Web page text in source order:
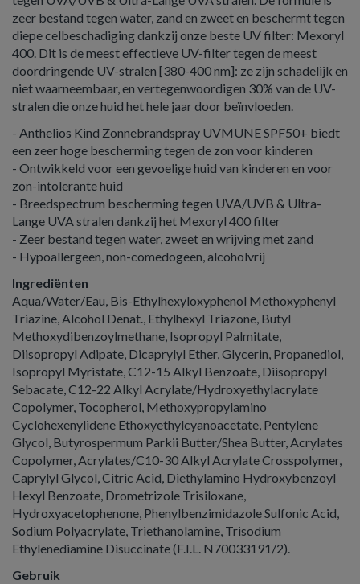
zeer bestand tegen water, zand en zweet en beschermt tegen
diepe celbeschadiging dankzij onze beste UV filter: Mexoryl
400. Dit is de meest effectieve UV-filter tegen de meest
doordringende UV-stralen [380-400 nm]: ze zijn schadelijk en
niet waarneembaar, en vertegenwoordigen 30% van de UV-
stralen die onze huid het hele jaar door beïnvloeden.
- Anthelios Kind Zonnebrandspray UVMUNE SPF50+ biedt
een zeer hoge bescherming tegen de zon voor kinderen
- Ontwikkeld voor een gevoelige huid van kinderen en voor
zon-intolerante huid
- Breedspectrum bescherming tegen UVA/UVB & Ultra-
Lange UVA stralen dankzij het Mexoryl 400 filter
- Zeer bestand tegen water, zweet en wrijving met zand
- Hypoallergeen, non-comedogeen, alcoholvrij
Ingrediënten
Aqua/Water/Eau, Bis-Ethylhexyloxyphenol Methoxyphenyl
Triazine, Alcohol Denat., Ethylhexyl Triazone, Butyl
Methoxydibenzoylmethane, Isopropyl Palmitate,
Diisopropyl Adipate, Dicaprylyl Ether, Glycerin, Propanediol,
Isopropyl Myristate, C12-15 Alkyl Benzoate, Diisopropyl
Sebacate, C12-22 Alkyl Acrylate/Hydroxyethylacrylate
Copolymer, Tocopherol, Methoxypropylamino
Cyclohexenylidene Ethoxyethylcyanoacetate, Pentylene
Glycol, Butyrospermum Parkii Butter/Shea Butter, Acrylates
Copolymer, Acrylates/C10-30 Alkyl Acrylate Crosspolymer,
Caprylyl Glycol, Citric Acid, Diethylamino Hydroxybenzoyl
Hexyl Benzoate, Drometrizole Trisiloxane,
Hydroxyacetophenone, Phenylbenzimidazole Sulfonic Acid,
Sodium Polyacrylate, Triethanolamine, Trisodium
Ethylenediamine Disuccinate (F.I.L. N70033191/2).
Gebruik